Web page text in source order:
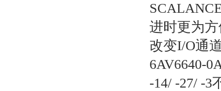
进时更为
改变I/O通
6AV6640-
-14/ -27/ -3